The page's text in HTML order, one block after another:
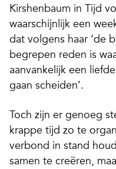
Kirshenbaum in Tijd
waarschijnlijk een
dat volgens haar ‘de
begrepen reden is
aanvankelijk een
gaan scheiden’.
Toch zijn er genoeg
krappe tijd zo te
verbond in stand
samen te creëren,